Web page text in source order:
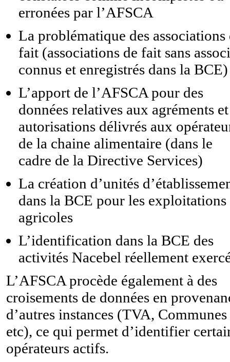
erronées par l’AFSCA
La problématique des associations
fait (associations de fait sans
connus et enregistrés dans la BCE)
L’apport de l’AFSCA pour des
données relatives aux agréments et
autorisations délivrés aux
de la chaine alimentaire (dans le
cadre de la Directive Services)
La création d’unités
dans la BCE pour les exploitations
agricoles
L’identification dans la BCE des
activités Nacebel réellement
L’AFSCA procède également à des
croisements de données en
d’autres instances (TVA, Communes
etc), ce qui permet d’identifier
opérateurs actifs.